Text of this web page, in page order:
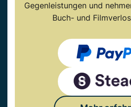
Gegenleistungen und
Buch- und